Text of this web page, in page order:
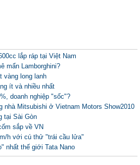
lắp ráp tại Việt Nam
mẩn Lamborghini?
vàng long lanh
ít và nhiều nhất
doanh nghiệp "sốc"?
nhà Mitsubishi ở Vietnam Motors Show2010
tại Sài Gòn
sắp về VN
h với cú thử "trái cầu lửa"
nhất thế giới Tata Nano